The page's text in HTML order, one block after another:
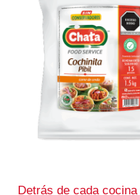
Detrás de cada